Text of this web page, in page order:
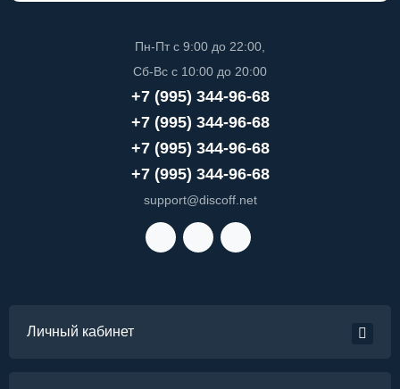
Пн-Пт с 9:00 до 22:00,
Сб-Вс с 10:00 до 20:00
+7 (995) 344-96-68
+7 (995) 344-96-68
+7 (995) 344-96-68
+7 (995) 344-96-68
support@discoff.net
Личный кабинет